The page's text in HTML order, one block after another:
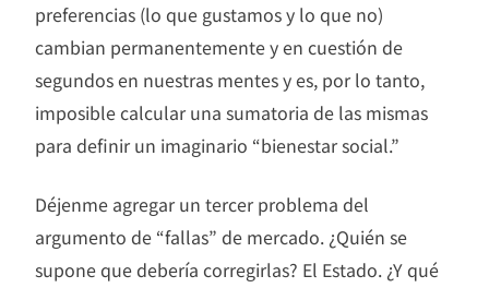
preferencias (lo que gustamos y lo que no)
cambian permanentemente y en cuestión de
segundos en nuestras mentes y es, por lo tanto,
imposible calcular una sumatoria de las mismas
para definir un imaginario “bienestar social.”
Déjenme agregar un tercer problema del
argumento de “fallas” de mercado. ¿Quién se
supone que debería corregirlas? El Estado. ¿Y qué